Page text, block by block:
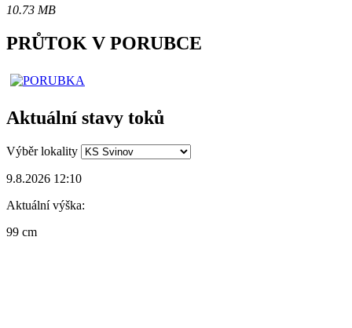
10.73 MB
PRŮTOK V PORUBCE
Aktuální stavy toků
Výběr lokality
9.8.2026 12:10
Aktuální výška:
99 cm